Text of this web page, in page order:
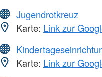
Jugendrotkreuz
Karte: Link zur
Karte: Link zur